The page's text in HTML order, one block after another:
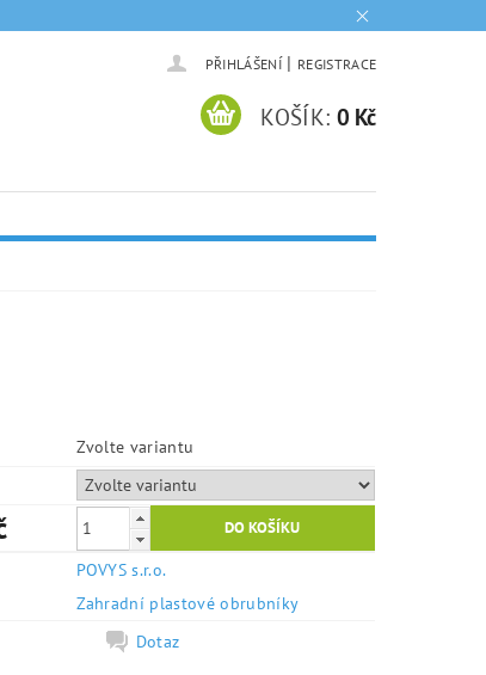
PŘIHLÁŠENÍ | REGISTRACE
KOŠÍK: 0 Kč
Zvolte variantu
POVYS s.r.o.
Zahradní plastové obrubníky
Dotaz